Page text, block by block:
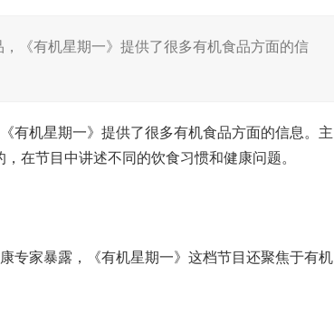
《有机星期一》提供了很多有机食品方面的信
有机星期一》提供了很多有机食品方面的信息。主
在节目中讲述不同的饮食习惯和健康问题。
专家暴露，《有机星期一》这档节目还聚焦于有机